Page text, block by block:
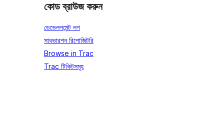
কোড ব্রাউজ করুন
ডেভেলপমেন্ট লগ
সাবভারশন রিপোজিটরি
Browse in Trac
Trac টিকিটসমূহ